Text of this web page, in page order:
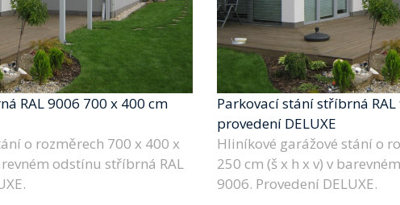
RAL 9006 700 x 400 cm
o rozměrech 700 x 400 x
odstínu stříbrná RAL
Parkovací stání stříbrná
provedení DELUXE
Hliníkové garážové stání o
250 cm (š x h x v) v
9006. Provedení DELUXE.